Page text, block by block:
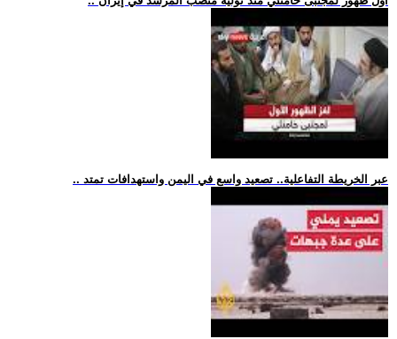
.. عبر الخريطة التفاعلية.. تصعيد واسع في اليمن واستهدافات تمتد